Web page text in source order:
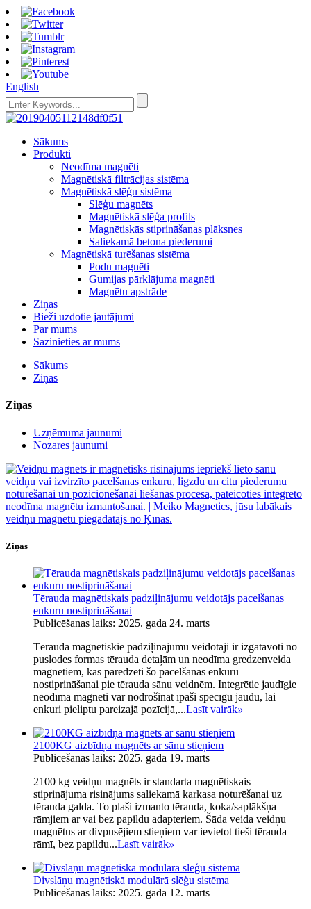
English
Sākums
Produkti
Neodīma magnēti
Magnētiskā filtrācijas sistēma
Magnētiskā slēģu sistēma
Slēģu magnēts
Magnētiskā slēģa profils
Magnētiskās stiprināšanas plāksnes
Saliekamā betona piederumi
Magnētiskā turēšanas sistēma
Podu magnēti
Gumijas pārklājuma magnēti
Magnētu apstrāde
Ziņas
Bieži uzdotie jautājumi
Par mums
Sazinieties ar mums
Sākums
Ziņas
Ziņas
Uzņēmuma jaunumi
Nozares jaunumi
Ziņas
Tērauda magnētiskais padziļinājumu veidotājs pacelšanas
enkuru nostiprināšanai
Publicēšanas laiks: 2025. gada 24. marts
Tērauda magnētiskie padziļinājumu veidotāji ir izgatavoti no
puslodes formas tērauda detaļām un neodīma gredzenveida
magnētiem, kas paredzēti šo pacelšanas enkuru
nostiprināšanai pie tērauda sānu veidnēm. Integrētie jaudīgie
neodīma magnēti var nodrošināt īpaši spēcīgu jaudu, lai
enkuri pieliptu pareizajā pozīcijā,...Lasīt vairāk»
2100KG aizbīdņa magnēts ar sānu stieņiem
Publicēšanas laiks: 2025. gada 19. marts
2100 kg veidņu magnēts ir standarta magnētiskais
stiprinājuma risinājums saliekamā karkasa noturēšanai uz
tērauda galda. To plaši izmanto tērauda, ​​koka/saplākšņa
rāmjiem ar vai bez papildu adapteriem. Šāda veida veidņu
magnētus ar divpusējiem stieņiem var ievietot tieši tērauda
rāmī, bez papildu...Lasīt vairāk»
Divslāņu magnētiskā modulārā slēģu sistēma
Publicēšanas laiks: 2025. gada 12. marts